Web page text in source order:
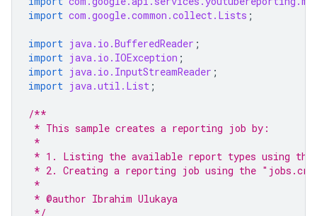
import com.google.common.collect.Lists ;
import java.io.BufferedReader ;
import java.io.IOException ;
import java.io.InputStreamReader ;
import java.util.List ;
/**
* This sample creates a reporting job by:
*
* 1. Listing the available report types using the
* 2. Creating a reporting job using the
*
* @author Ibrahim Ulukaya
*/